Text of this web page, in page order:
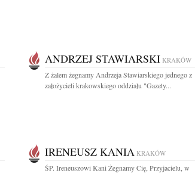
ANDRZEJ STAWIARSKI KRAKÓW
Z żalem żegnamy Andrzeja Stawiarskiego jednego z
założycieli krakowskiego oddziału "Gazety...
IRENEUSZ KANIA KRAKÓW
ŚP. Ireneuszowi Kani Żegnamy Cię, Przyjacielu, w